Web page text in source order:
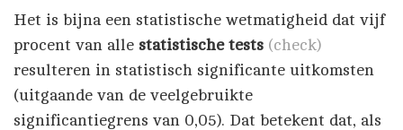
Het is bijna een statistische wetmatigheid dat vijf
procent van alle statistische tests (check)
resulteren in statistisch significante uitkomsten
(uitgaande van de veelgebruikte
significantiegrens van 0,05). Dat betekent dat, als